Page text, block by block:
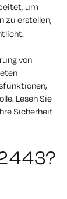
um
zu erstellen,
von
Lesen Sie
Sicherheit